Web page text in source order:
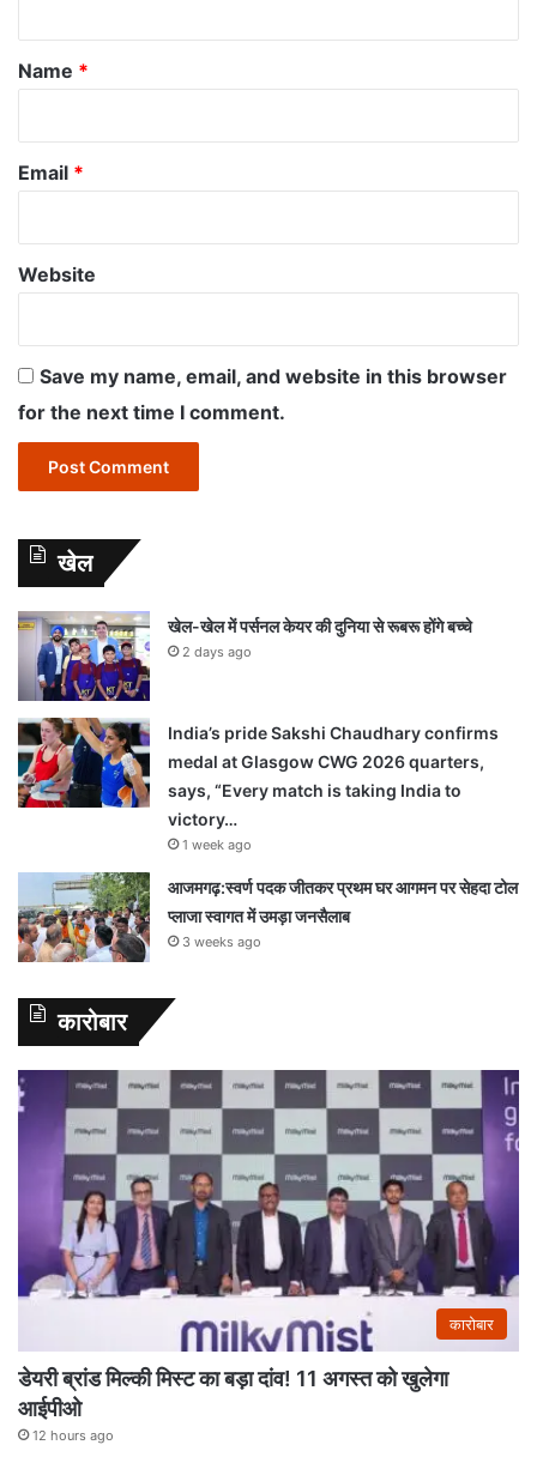
*
Name *
Email *
Website
Save my name, email, and website in this browser
for the next time I comment.
खेल
खेल-खेल में पर्सनल केयर की दुनिया से रूबरू होंगे बच्चे
2 days ago
India’s pride Sakshi Chaudhary confirms
medal at Glasgow CWG 2026 quarters,
says, “Every match is taking India to
victory…
1 week ago
आजमगढ़:स्वर्ण पदक जीतकर प्रथम घर आगमन पर सेहदा टोल
प्लाजा स्वागत में उमड़ा जनसैलाब
3 weeks ago
कारोबार
कारोबार
डेयरी ब्रांड मिल्की मिस्ट का बड़ा दांव! 11 अगस्त को खुलेगा
आईपीओ
12 hours ago